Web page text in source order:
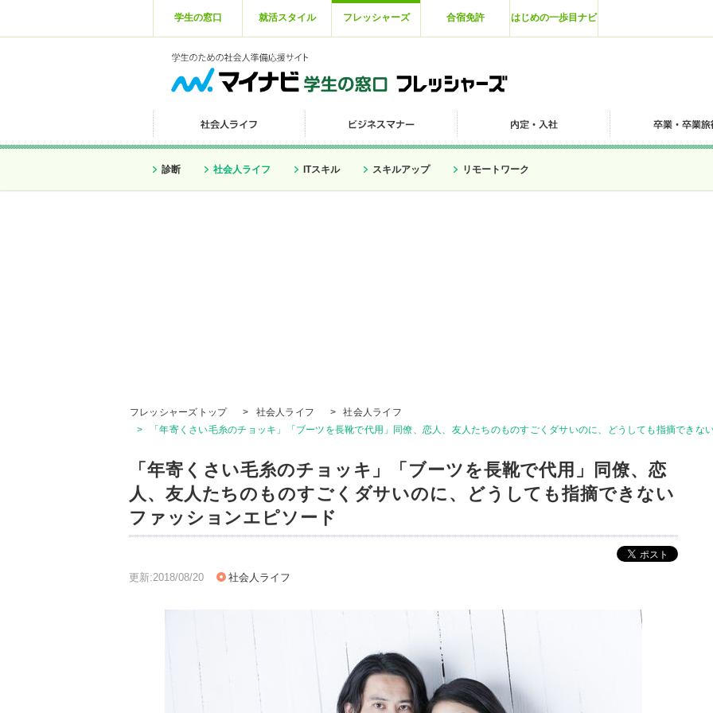
学生の窓口 就活スタイル フレッシャーズ 合宿免許 はじめの一歩目ナビ
診断 社会人ライフ ITスキル スキルアップ リモートワーク
フレッシャーズトップ > 社会人ライフ >
社会人ライフ
>
「年寄くさい毛糸のチョッキ」「ブーツを長靴で代用」同僚、恋人、友人たちのものすごくダサいのに、どうしても指摘できな
「年寄くさい毛糸のチョッキ」「ブーツを長靴で代用」同僚、恋
人、友人たちのものすごくダサいのに、どうしても指摘できない
ファッションエピソード
更新:2018/08/20 社会人ライフ